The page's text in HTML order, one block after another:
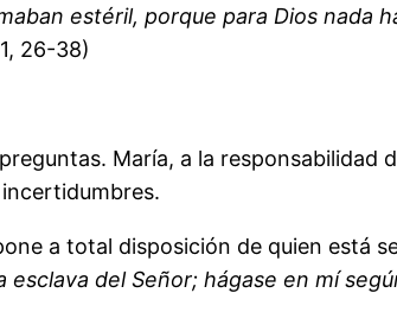
estéril, porque para Dios nada
26-38)
María, a la responsabilidad
a total disposición de quien está
esclava del Señor; hágase en mí